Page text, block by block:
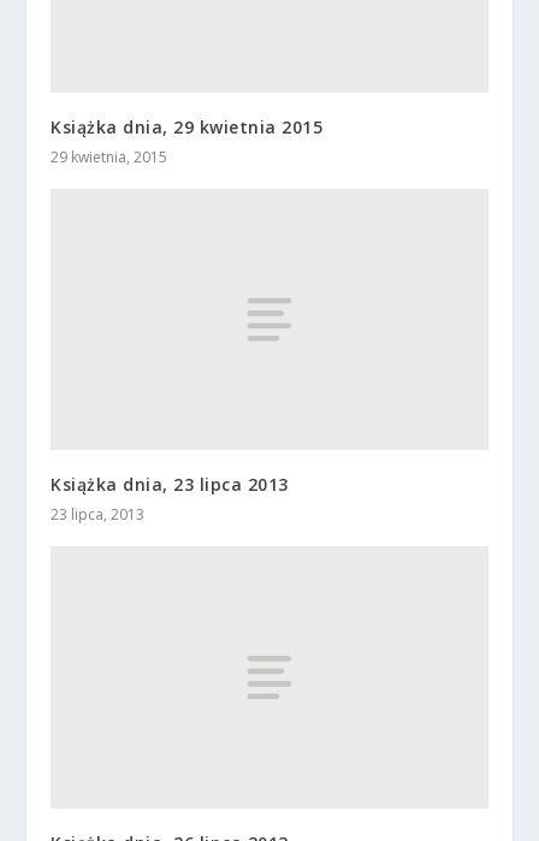
Książka dnia, 29 kwietnia 2015
29 kwietnia, 2015
Książka dnia, 23 lipca 2013
23 lipca, 2013